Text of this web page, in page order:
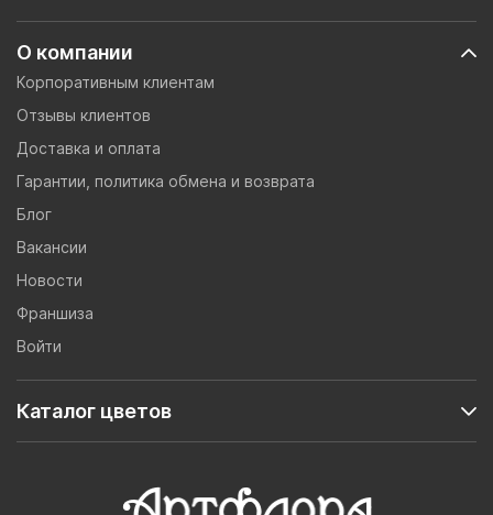
О компании
Корпоративным клиентам
Отзывы клиентов
Доставка и оплата
Гарантии, политика обмена и возврата
Блог
Вакансии
Новости
Франшиза
Войти
Каталог цветов